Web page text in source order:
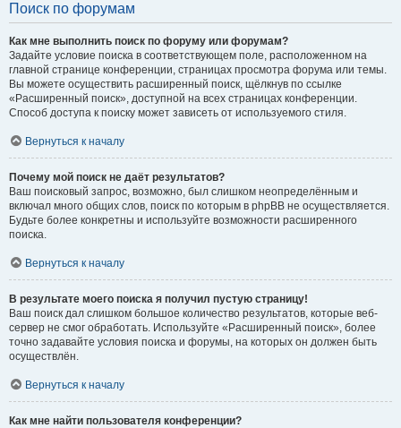
Поиск по форумам
Как мне выполнить поиск по форуму или форумам?
Задайте условие поиска в соответствующем поле, расположенном на
главной странице конференции, страницах просмотра форума или темы.
Вы можете осуществить расширенный поиск, щёлкнув по ссылке
«Расширенный поиск», доступной на всех страницах конференции.
Способ доступа к поиску может зависеть от используемого стиля.
Вернуться к началу
Почему мой поиск не даёт результатов?
Ваш поисковый запрос, возможно, был слишком неопределённым и
включал много общих слов, поиск по которым в phpBB не осуществляется.
Будьте более конкретны и используйте возможности расширенного
поиска.
Вернуться к началу
В результате моего поиска я получил пустую страницу!
Ваш поиск дал слишком большое количество результатов, которые веб-
сервер не смог обработать. Используйте «Расширенный поиск», более
точно задавайте условия поиска и форумы, на которых он должен быть
осуществлён.
Вернуться к началу
Как мне найти пользователя конференции?